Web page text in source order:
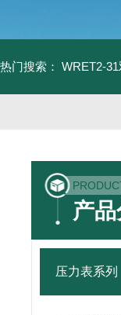
热门搜索： WRET2-
产
压力表系列